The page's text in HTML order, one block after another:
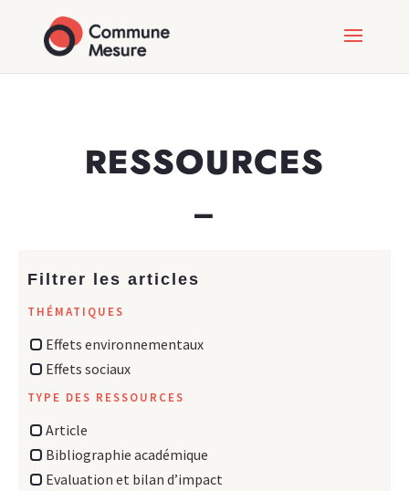
RESSOURCES
Filtrer les articles
THÉMATIQUES
Effets environnementaux
Effets sociaux
TYPE DES RESSOURCES
Article
Bibliographie académique
Evaluation et bilan d’impact